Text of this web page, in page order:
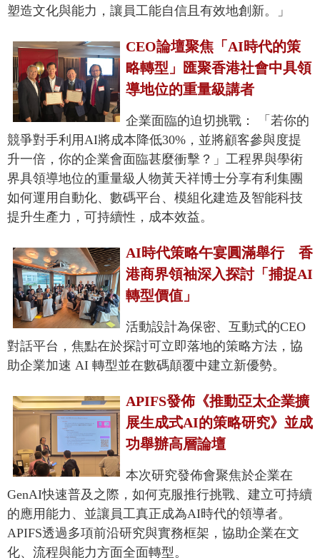
塑造文化與能力，讓員工能自信且有效地創新。」
CEO論壇聚焦「AI時代的策
略轉型」匯聚香港社會中具領
導地位的重量級講者
企業面臨的迫切挑戰： 「若你的
競爭對手利用AI將成本降低30%，並將顧客參與度提
升一倍，你的企業會面臨甚麼衝擊？」工程界與學術
界具領導地位的重量級人物黃天祥博士分享有利集團
如何運用自動化、數碼平台、模組化建造及智能科技
提升生產力，可持續性，成本效益。
AI時代策略午宴圓滿舉行 香
港商界領袖深入探討「捕捉AI
轉型價值」
活動設計為保密、互動式的CEO
對話平台，焦點在於探討可立即落地的策略方法，協
助企業加速 AI 轉型並在數碼顛覆中建立新優勢。
APIFS發佈《推動亞太企業擴
展生成式AI的策略研究》並成
功舉辦高層論壇
本次研究發佈會聚焦於企業在
GenAI快速普及之際，如何克服推行挑戰、建立可持續
的應用能力、並讓員工真正成為AI時代的領導者。
APIFS透過多項前沿研究與實務框架，協助企業在文
化、流程與能力方面全面轉型。